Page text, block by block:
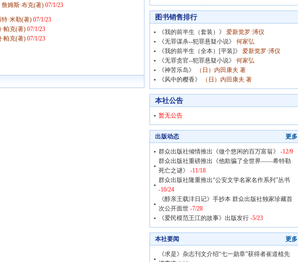
詹姆斯·布克(著) 07/1/23
特·米勒(著) 07/1/23
·帕克(著) 07/1/23
·帕克(著) 07/1/23
图书销售排行
《我的前半生（套装）》
爱新觉罗·溥仪
《无罪谋杀--犯罪悬疑小说》
何家弘
《我的前半生（全本）[平装]》
爱新觉罗·溥仪
《无罪贪官--犯罪悬疑小说》
何家弘
《神苦乐岛》
（日）内田康夫 著
《风中的樱香》
（日）内田康夫 著
本社公告
暂无公告
出版动态 更多
群众出版社倾情推出《做个悠闲的百万富翁》
-12/9
群众出版社重磅推出《他欺骗了全世界——希特勒
死亡之谜》
-11/18
群众出版社隆重推出“公安文学名家名作系列”丛书
-10/24
《醇亲王载沣日记》手抄本 群众出版社独家珍藏首
次公开面世 -7/28
《爱民模范王江的故事》出版发行 -5/23
本社要闻 更多
《求是》杂志刊文介绍“七一勋章”获得者崔道植先